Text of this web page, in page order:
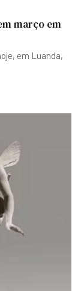
março em
em Luanda,